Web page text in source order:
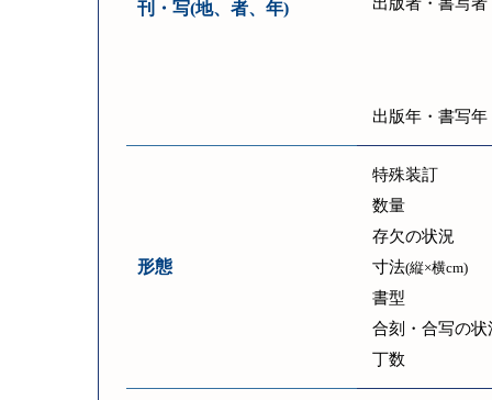
刊・写(地、者、年)
出版年・書写年
形態
特殊装訂
数量
存欠の状況
寸法(縦×横cm)
書型
合刻・合写の状
丁数